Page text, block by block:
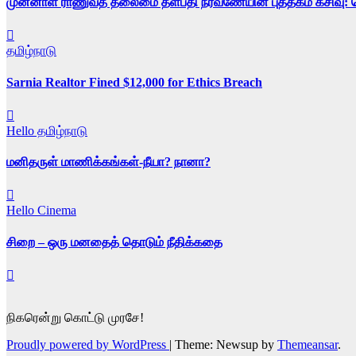
தமிழ்நாடு
Sarnia Realtor Fined $12,000 for Ethics Breach
Hello தமிழ்நாடு
மனிதருள் மாணிக்கங்கள்-நீயா? நானா?
Hello Cinema
சிறை – ஒரு மனதைத் தொடும் நீதிக்கதை
நிகரென்று கொட்டு முரசே!
Proudly powered by WordPress | Theme: Newsup by Themeansar.